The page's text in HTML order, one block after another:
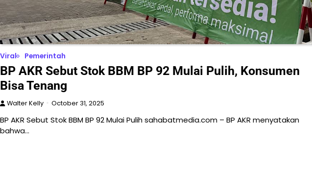
Viral Pemerintah
BP AKR Sebut Stok BBM BP 92 Mulai Pulih, Konsumen
Bisa Tenang
Walter Kelly October 31, 2025
BP AKR Sebut Stok BBM BP 92 Mulai Pulih sahabatmedia.com – BP AKR menyatakan
bahwa…